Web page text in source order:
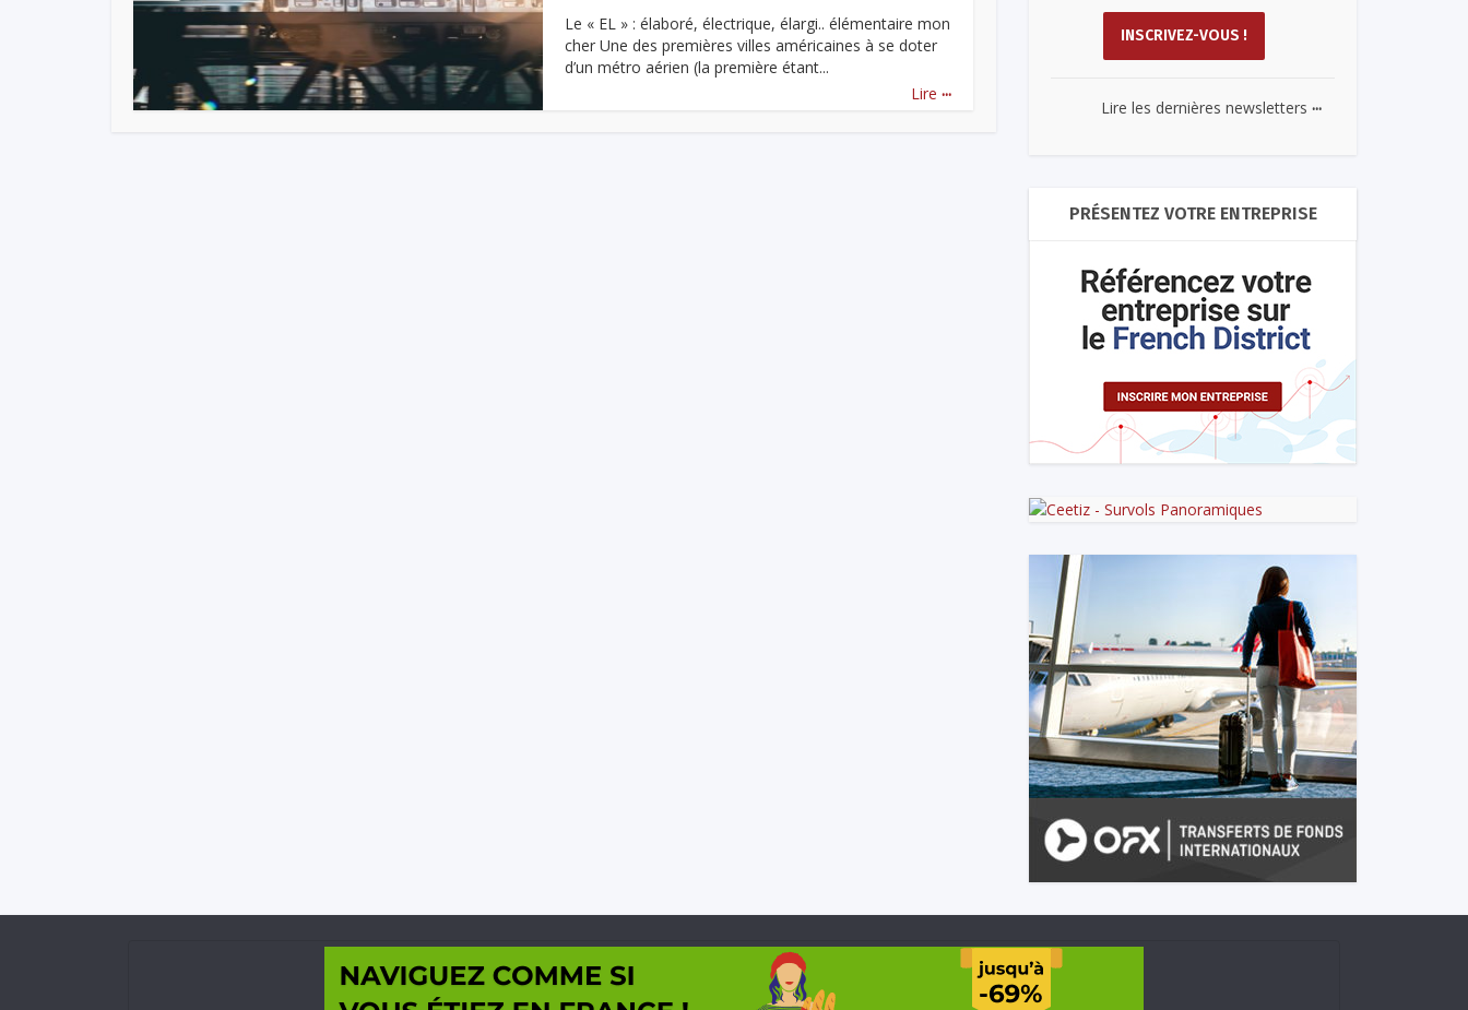
Le « EL » : élaboré, électrique, élargi.. élémentaire mon
cher Une des premières villes américaines à se doter
d’un métro aérien (la première étant...
Lire ...
Lire les dernières newsletters ...
PRÉSENTEZ VOTRE ENTREPRISE